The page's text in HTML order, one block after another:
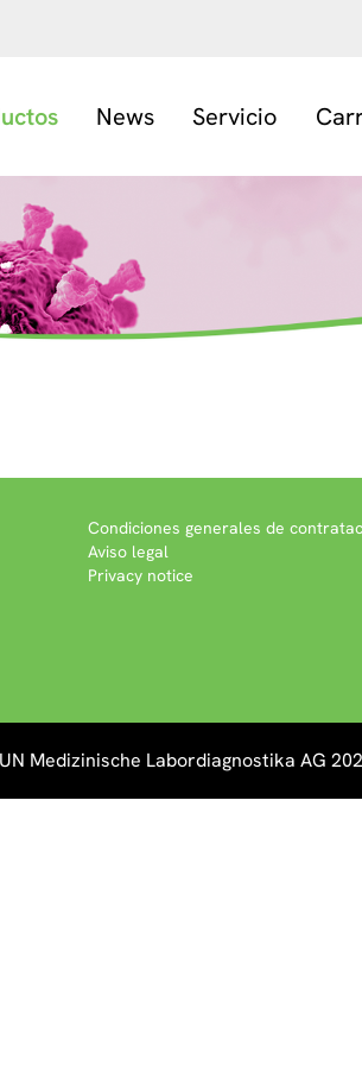
News Servicio
Condiciones generales de
Aviso legal
Privacy notice
Medizinische Labordiagnostika AG